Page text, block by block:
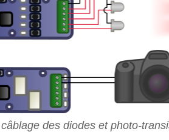
câblage des diodes et photo-